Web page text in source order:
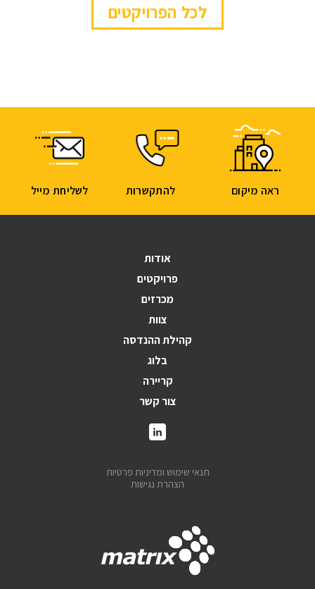
לכל הפרויקטים
אודות
פרויקטים
מכרזים
צוות
קהילת ההנדסה
בלוג
קריירה
צור קשר
תנאי שימוש ומדיניות פרטיות
הצהרת נגישות
ראה מיקום להתקשרות לשליחת מייל